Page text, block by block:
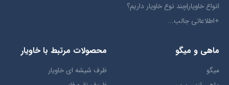
انواع خاویار|چند نوع خاویار داریم؟
+اطلاعاتی جالب...
ماهی و میگو
میگو
محصولات مرتبط با خاویار
ظرف شیشه ای خاویار